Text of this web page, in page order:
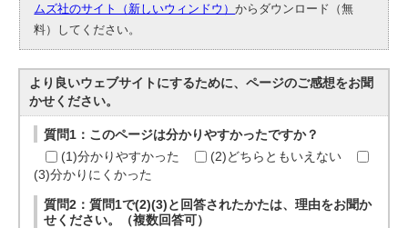
ムズ社のサイト（新しいウィンドウ）からダウンロード（無
料）してください。
より良いウェブサイトにするために、ページのご感想をお聞
かせください。
質問1：このページは分かりやすかったですか？
(1)分かりやすかった
(2)どちらともいえない
(3)分かりにくかった
質問2：質問1で(2)(3)と回答されたかたは、理由をお聞か
せください。（複数回答可）